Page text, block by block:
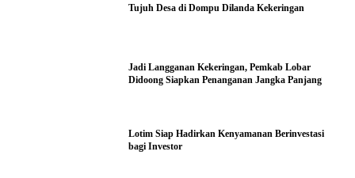
Tujuh Desa di Dompu Dilanda Kekeringan
Jadi Langganan Kekeringan, Pemkab Lobar
Didoong Siapkan Penanganan Jangka Panjang
Lotim Siap Hadirkan Kenyamanan Berinvestasi
bagi Investor